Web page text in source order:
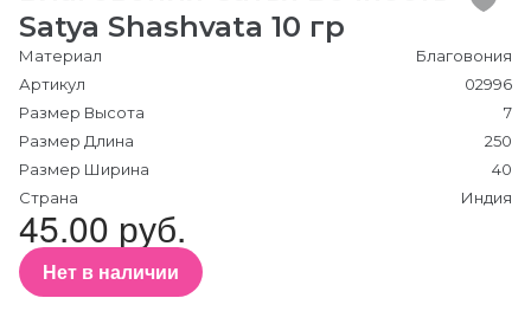
Satya Shashvata 10 гр
Материал
Благовония
Артикул
02996
Размер Высота
7
Размер Длина
250
Размер Ширина
40
Страна
Индия
45.00 руб.
Нет в наличии